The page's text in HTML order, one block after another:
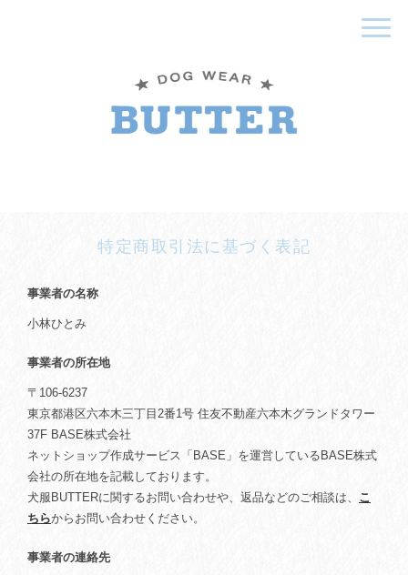
特定商取引法に基づく表記
事業者の名称
小林ひとみ
事業者の所在地
〒106-6237
東京都港区六本木三丁目2番1号 住友不動産六本木グランドタワー
37F BASE株式会社
ネットショップ作成サービス「BASE」を運営しているBASE株式
会社の所在地を記載しております。
犬服BUTTERに関するお問い合わせや、返品などのご相談は、 こ
ちらからお問い合わせください。
事業者の連絡先